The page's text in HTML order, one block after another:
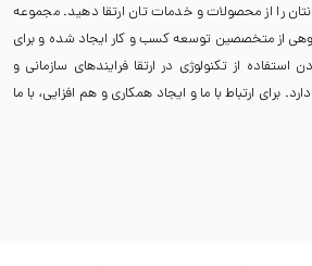
را از محصولات و خدمات تان ارتقا دهید. مجموعه
از متخصصین توسعه کسب و کار ایجاد شده و برای
استفاده از تکنولوژی در ارتقا فرایندهای سازمانی و
برای ارتباط با ما و ایجاد همکاری و هم افزایی، با ما